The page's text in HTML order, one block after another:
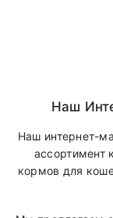
Наш
Наш интернет-
ассортимент
кормов для